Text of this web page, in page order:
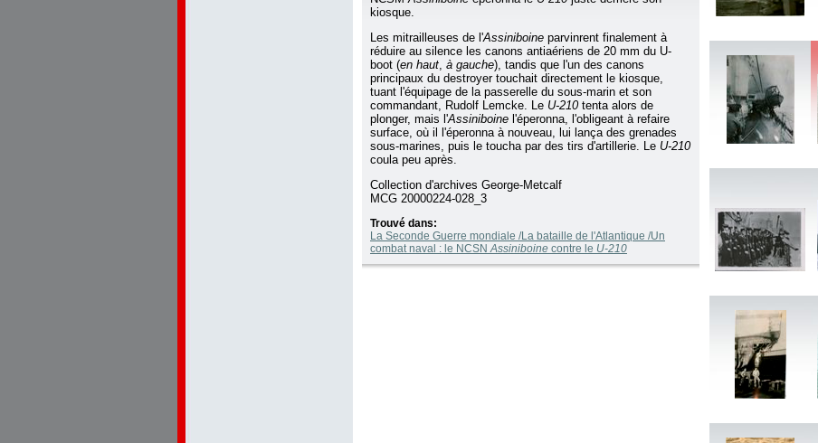
kiosque.
Les mitrailleuses de l'Assiniboine parvinrent finalement à
réduire au silence les canons antiaériens de 20 mm du U-
boot (en haut, à gauche), tandis que l'un des canons
principaux du destroyer touchait directement le kiosque,
tuant l'équipage de la passerelle du sous-marin et son
commandant, Rudolf Lemcke. Le U-210tenta alors de
plonger, mais l'Assiniboine l'éperonna, l'obligeant à refaire
surface, où il l'éperonna à nouveau, lui lança des grenades
sous-marines, puis le toucha par des tirs d'artillerie. Le U-210
coula peu après.
Collection d'archives George-Metcalf
MCG 20000224-028_3
Trouvé dans:
La Seconde Guerre mondiale /La bataille de l'Atlantique /Un
combat naval : le NCSNAssiniboine contre le U-210